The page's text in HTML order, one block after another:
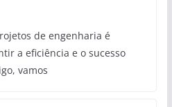
de engenharia é
a eficiência e o sucesso
vamos